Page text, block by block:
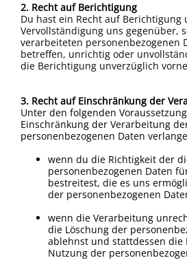
2. Recht auf Berichtigung
Du hast ein Recht auf Berichtigung
Vervollständigung uns gegenüber,
verarbeiteten personenbezogenen
betreffen, unrichtig oder
die Berichtigung unverzüglich
3. Recht auf Einschränkung der
Unter den folgenden
Einschränkung der Verarbeitung
personenbezogenen Daten
wenn du die Richtigkeit der
personenbezogenen Daten
bestreitest, die es uns
der personenbezogenen
wenn die Verarbeitung
die Löschung der
ablehnst und stattdessen die
Nutzung der